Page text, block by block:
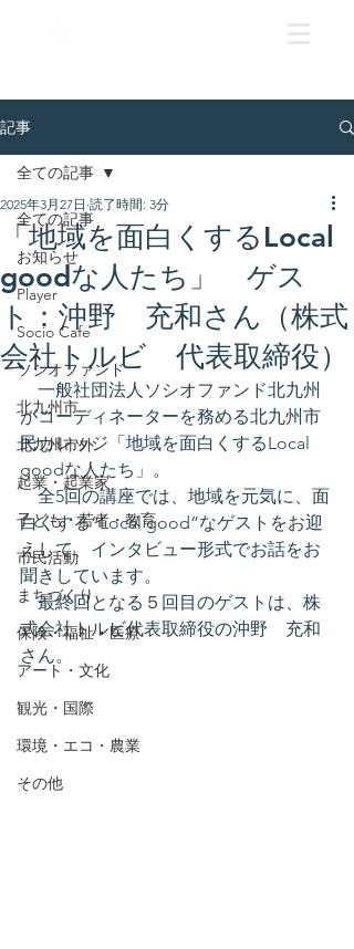
記事
全ての記事
お知らせ
Player
Socio Cafe
ソシオファンド
北九州市
北九州市外
起業・起業家
子ども・若者・教育
市民活動
まちづくり
保険・福祉・医療
アート・文化
観光・国際
環境・エコ・農業
その他
全ての記事
「地域を面白くするLocal
goodな人たち」 ゲス
ト：沖野 充和さん（株式
会社トルビ 代表取締役）
2025年3月27日 読了時間: 3分
一般社団法人ソシオファンド北九州
がコーディネーターを務める北九州市
民カレッジ「地域を面白くするLocal
goodな人たち」。
全5回の講座では、地域を元気に、面
白くする“Local good”なゲストをお迎
えして、インタビュー形式でお話をお
聞きしています。
最終回となる５回目のゲストは、株
式会社トルビ代表取締役の沖野　充和
さん。